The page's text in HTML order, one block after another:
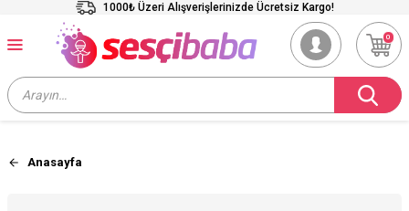
1000₺ Üzeri Alışverişlerinizde Ücretsiz Kargo!
0
Anasayfa